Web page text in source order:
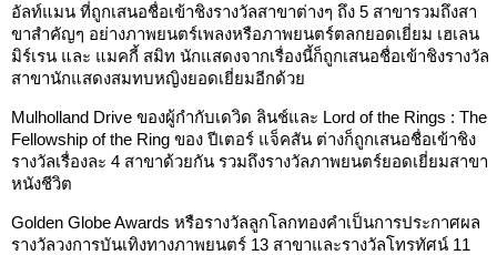
อัลท์แมน ที่ถูกเสนอชื่อเข้าชิงรางวัลสาขาต่างๆ ถึง 5 สาขารวมถึงสา
ขาสำคัญๆ อย่างภาพยนตร์เพลงหรือภาพยนตร์ตลกยอดเยี่ยม เฮเลน
มิร์เรน และ แมคกี้ สมิท นักแสดงจากเรื่องนี้ก็ถูกเสนอชื่อเข้าชิงรางวัล
สาขานักแสดงสมทบหญิงยอดเยี่ยมอีกด้วย
Mulholland Drive ของผู้กำกับเดวิด ลินช์และ Lord of the Rings : The
Fellowship of the Ring ของ ปีเตอร์ แจ็คสัน ต่างก็ถูกเสนอชื่อเข้าชิง
รางวัลเรื่องละ 4 สาขาด้วยกัน รวมถึงรางวัลภาพยนตร์ยอดเยี่ยมสาขา
หนังชีวิต
Golden Globe Awards หรือรางวัลลูกโลกทองคำเป็นการประกาศผล
รางวัลวงการบันเทิงทางภาพยนตร์ 13 สาขาและรางวัลโทรทัศน์ 11